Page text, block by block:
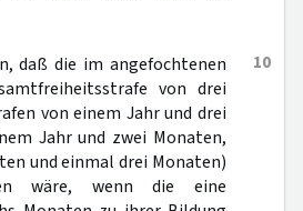
10
daß die im angefochtenen
von drei
von einem Jahr und drei
Jahr und zwei Monaten,
und einmal drei Monaten)
wäre, wenn die eine